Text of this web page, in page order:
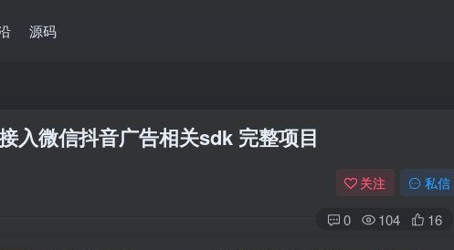
源码
入微信抖音广告相关sdk 完整项目
关注 私信
0 104 16